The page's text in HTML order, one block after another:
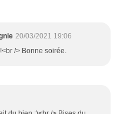
20/03/2021 19:06
/> Bonne soirée.